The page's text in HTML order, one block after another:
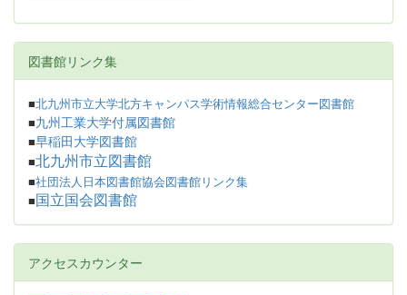
図書館リンク集
■北九州市立大学北方キャンパス学術情報総合センター図書館
■九州工業大学付属図書館
■早稲田大学図書館
■北九州市立図書館
■社団法人日本図書館協会図書館リンク集
■ 国立国会図書館
アクセスカウンター